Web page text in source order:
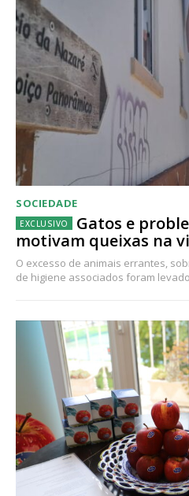
SOCIEDADE
Gatos e
motivam queixas na
O excesso de animais errantes,
de higiene associados foram